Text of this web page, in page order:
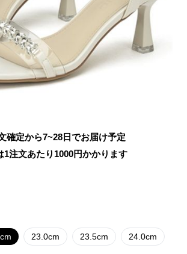
確定から7~28日でお届け予定
1注文あたり 1000円かかります
23.0cm 23.5cm 24.0cm